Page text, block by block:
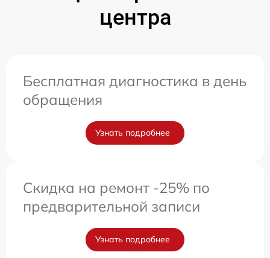
центра
Бесплатная диагностика в день
обращения
Узнать подробнее
Скидка на ремонт -25% по
предварительной записи
Узнать подробнее